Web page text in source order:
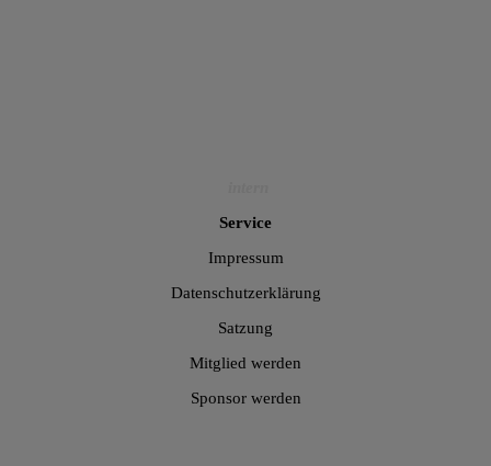
Service
Impressum
Datenschutzerklärung
Satzung
Mitglied werden
Sponsor werden